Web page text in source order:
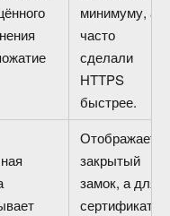
минимуму, а
часто
сделали
HTTPS
быстрее.
Отображается
закрытый
замок, а для
сертификатов